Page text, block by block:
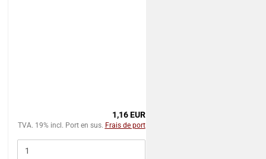
1,16 EUR
TVA. 19% incl. Port en sus. Frais de port